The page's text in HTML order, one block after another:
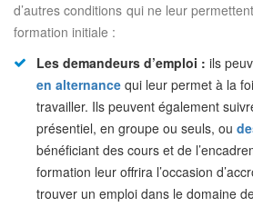
d’autres conditions qui ne leur
formation initiale :
Les demandeurs d’emploi : ils
en alternance qui leur permet à la
travailler. Ils peuvent également
présentiel, en groupe ou seuls, ou
bénéficiant des cours et de
formation leur offrira l’occasion
trouver un emploi dans le domaine